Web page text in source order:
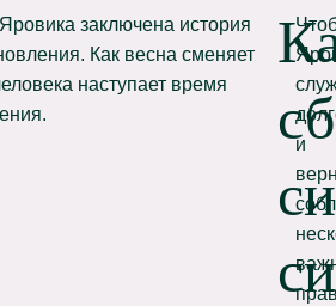
заключена история
Как весна сменяет
наступает время
и